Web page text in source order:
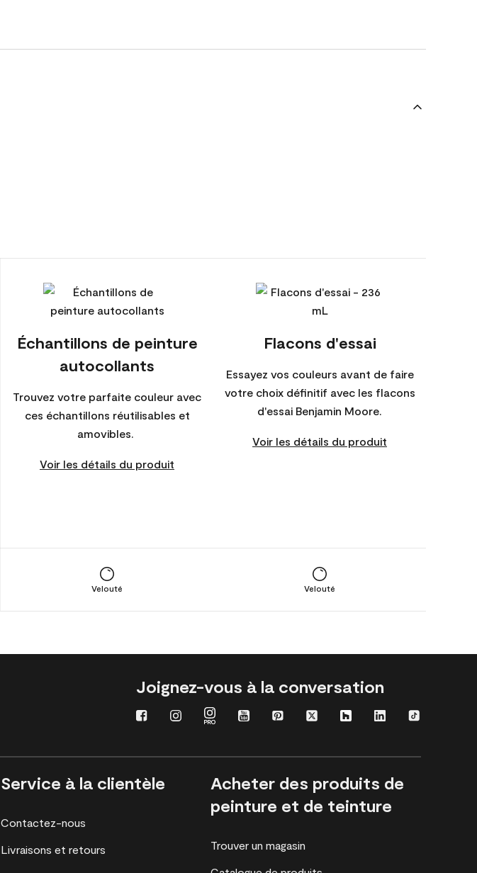
Échantillons de peinture
autocollants
Trouvez votre parfaite couleur avec
ces échantillons réutilisables et
amovibles.
Voir les détails du produit
Flacons d'essai
Essayez vos couleurs avant de faire
votre choix définitif avec les flacons
d'essai Benjamin Moore.
Voir les détails du produit
Velouté Velouté
Joignez-vous à la conversation
Service à la clientèle
Contactez-nous
Livraisons et retours
Acheter des produits de
peinture et de teinture
Trouver un magasin